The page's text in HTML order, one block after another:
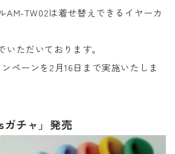
AM-TW02は着せ替えできるイヤーカ
ただいております。
ペーンを2月16日まで実施いたしま
ガチャ」発売